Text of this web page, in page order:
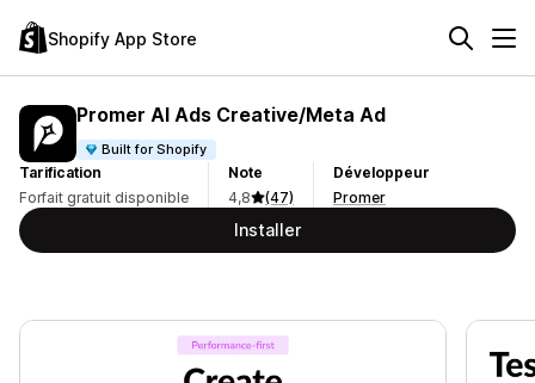
Shopify App Store
Promer AI Ads Creative/Meta Ad
Built for Shopify
Tarification
Forfait gratuit disponible
Note
4,8
(47)
Développeur
Promer
Installer